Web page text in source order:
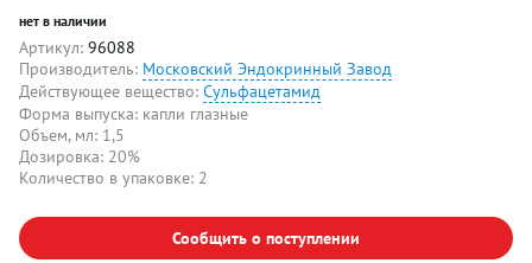
нет в наличии
Артикул: 96088
Производитель: Московский Эндокринный Завод
Действующее вещество: Сульфацетамид
Форма выпуска: капли глазные
Объем, мл: 1,5
Дозировка: 20%
Количество в упаковке: 2
Сообщить о поступлении